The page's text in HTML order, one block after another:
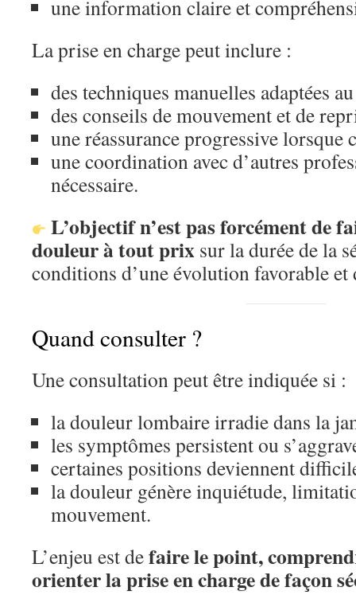
une information claire et
La prise en charge peut inclure :
des techniques manuelles adaptées
des conseils de mouvement et de
une réassurance progressive lorsque
une coordination avec d’autres
nécessaire.
L’objectif n’est pas forcément de
douleur à tout prix sur la durée de la
conditions d’une évolution favorable et
Quand consulter ?
Une consultation peut être indiquée si :
la douleur lombaire irradie dans la
les symptômes persistent ou
certaines positions deviennent
la douleur génère inquiétude,
mouvement.
L’enjeu est defaire le point,
orienter la prise en charge de façon